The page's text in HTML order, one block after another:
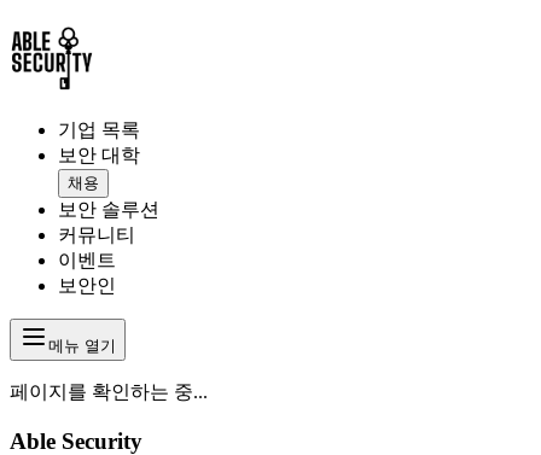
기업 목록
보안 대학
채용
보안 솔루션
커뮤니티
이벤트
보안인
메뉴 열기
페이지를 확인하는 중...
Able Security